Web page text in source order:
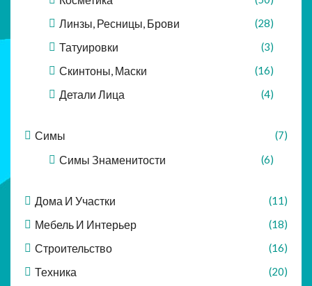
Линзы, Ресницы, Брови (28)
Татуировки (3)
Скинтоны, Маски (16)
Детали Лица (4)
Симы (7)
Симы Знаменитости (6)
Дома И Участки (11)
Мебель И Интерьер (18)
Строительство (16)
Техника (20)